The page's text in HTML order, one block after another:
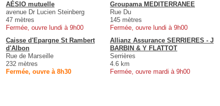
AÉSIO mutuelle
avenue Dr Lucien Steinberg
47 mètres
Fermée, ouvre lundi à 9h00
Groupama MEDITERRANEE
Rue Du
145 mètres
Fermée, ouvre lundi à 9h00
Caisse d'Epargne St Rambert
d'Albon
Rue de Marseille
232 mètres
Fermée, ouvre à 8h30
Allianz Assurance SERRIERES - J
BARBIN & Y FLATTOT
Serrières
4.6 km
Fermée, ouvre mardi à 9h00